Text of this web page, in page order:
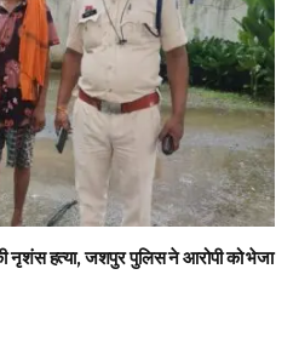
नृशंस हत्या, जशपुर पुलिस ने आरोपी को भेजा